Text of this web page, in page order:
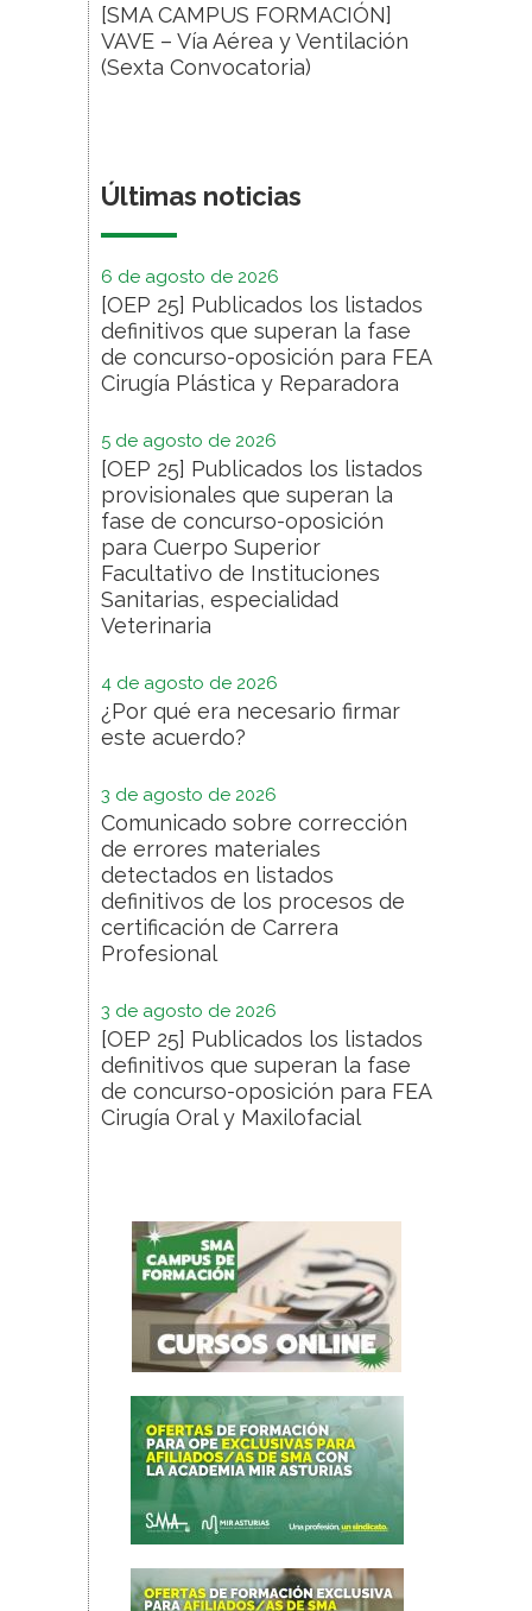
[SMA CAMPUS FORMACIÓN]
VAVE – Vía Aérea y Ventilación
(Sexta Convocatoria)
Últimas noticias
6 de agosto de 2026
[OEP 25] Publicados los listados
definitivos que superan la fase
de concurso-oposición para FEA
Cirugía Plástica y Reparadora
5 de agosto de 2026
[OEP 25] Publicados los listados
provisionales que superan la
fase de concurso-oposición
para Cuerpo Superior
Facultativo de Instituciones
Sanitarias, especialidad
Veterinaria
4 de agosto de 2026
¿Por qué era necesario firmar
este acuerdo?
3 de agosto de 2026
Comunicado sobre corrección
de errores materiales
detectados en listados
definitivos de los procesos de
certificación de Carrera
Profesional
3 de agosto de 2026
[OEP 25] Publicados los listados
definitivos que superan la fase
de concurso-oposición para FEA
Cirugía Oral y Maxilofacial